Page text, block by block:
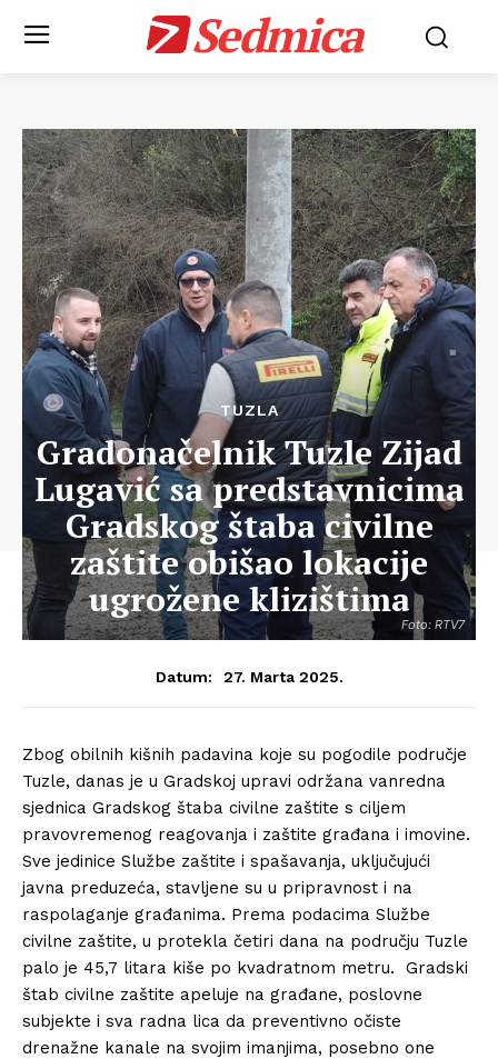
Sedmica
Foto: RTV7
TUZLA
Gradonačelnik Tuzle Zijad
Lugavić sa predstavnicima
Gradskog štaba civilne
zaštite obišao lokacije
ugrožene klizištima
Datum: 27. Marta 2025.
Zbog obilnih kišnih padavina koje su pogodile područje
Tuzle, danas je u Gradskoj upravi održana vanredna
sjednica Gradskog štaba civilne zaštite s ciljem
pravovremenog reagovanja i zaštite građana i imovine.
Sve jedinice Službe zaštite i spašavanja, uključujući
javna preduzeća, stavljene su u pripravnost i na
raspolaganje građanima. Prema podacima Službe
civilne zaštite, u protekla četiri dana na području Tuzle
palo je 45,7 litara kiše po kvadratnom metru. Gradski
štab civilne zaštite apeluje na građane, poslovne
subjekte i sva radna lica da preventivno očiste
drenažne kanale na svojim imanjima, posebno one